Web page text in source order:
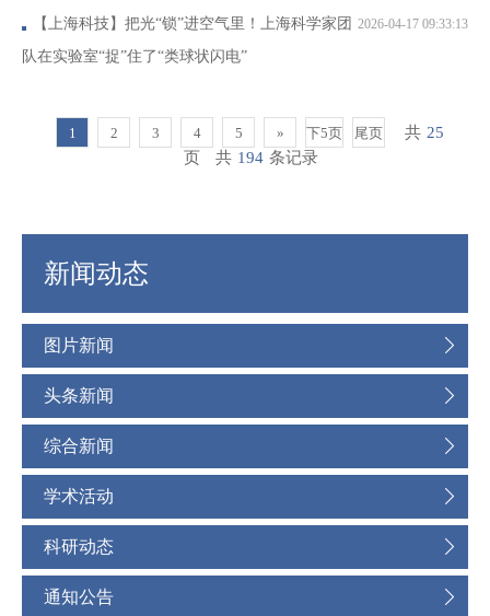
2026-04-17 09:33:13
【上海科技】把光“锁”进空气里！上海科学家团
队在实验室“捉”住了“类球状闪电”
1 2 3 4 5 » 下5页 尾页 共 25
页
共 194 条记录
新闻动态
图片新闻
头条新闻
综合新闻
学术活动
科研动态
通知公告